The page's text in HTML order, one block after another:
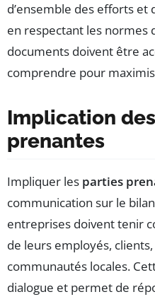
d’ensemble des efforts
en respectant les normes
documents doivent être
comprendre pour
Implication
prenantes
Impliquer les parties
communication sur le
entreprises doivent tenir
de leurs employés,
communautés locales.
dialogue et permet de